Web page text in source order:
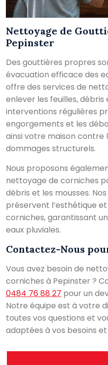
Nettoyage de
Pepinster
Des gouttières propres
évacuation efficace des
offre des services de
enlever les feuilles,
interventions régulières
engorgements et les
ainsi votre maison contre
dommages structurels.
Nous proposons
nettoyage de corniches
débris et les mousses.
préservent l’esthétique
corniches, garantissant
eaux pluviales.
Contactez-Nous
Vous avez besoin de
corniches à Pepinster ?
0484 76 88 27 pour un
Notre équipe est à votre
toutes vos questions et
adaptées à vos besoins